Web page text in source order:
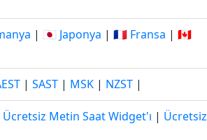
| 🇯🇵 Japonya | 🇫🇷 Fransa | 🇨🇦
| SAST | MSK | NZST |
Ücretsiz Metin Saat Widget'ı | Ücretsiz